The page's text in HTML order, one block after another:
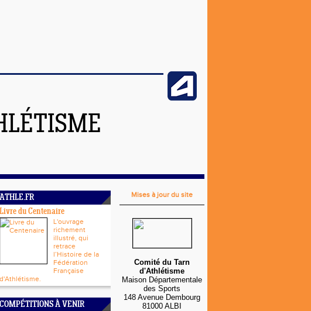
ATHLE.FR
Livre du Centenaire
L'ouvrage
richement
illustré, qui
retrace
l’Histoire de la
Fédération
Française
d'Athlétisme.
COMPÉTITIONS À VENIR
Mises à jour du site
Comité du Tarn
d'Athlétisme
Maison Départementale
des Sports
148 Avenue Dembourg
81000 ALBI